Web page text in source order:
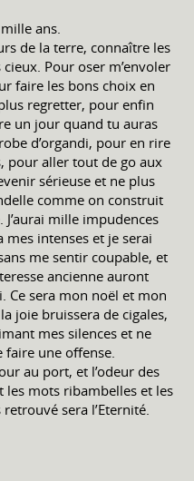
ans.
de la terre, connaître les
Pour oser m’envoler
faire les bons choix en
regretter, pour enfin
un jour quand tu auras
d’organdi, pour en rire
pour aller tout de go aux
sérieuse et ne plus
comme on construit
J’aurai mille impudences
mes intenses et je serai
me sentir coupable, et
ancienne auront
Ce sera mon noël et mon
joie bruissera de cigales,
mes silences et ne
faire une offense.
au port, et l’odeur des
les mots ribambelles et les
sera l’Eternité.